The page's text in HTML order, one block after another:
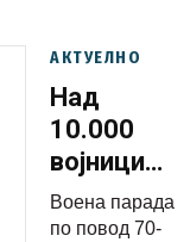
АКТУЕЛНО
Над
10.000
војници
на
парадата
Воена парада
по повод 70-